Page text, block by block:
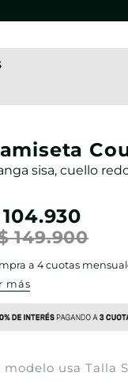
sisa, cuello
104.930
149.900
a 4cuotas
más
modelo usa Talla S